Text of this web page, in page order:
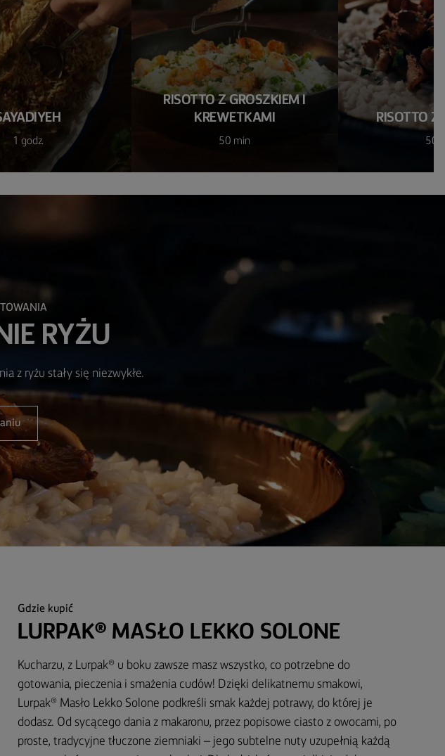
1 godz.
RISOTTO Z GROSZKIEM I
KREWETKAMI
50 min
RISOTTO Z
50
RYŻU
z ryżu stały się niezwykłe.
Gdzie kupić
LURPAK® MASŁO LEKKO SOLONE
Kucharzu, z Lurpak® u boku zawsze masz wszystko, co potrzebne do
gotowania, pieczenia i smażenia cudów! Dzięki delikatnemu smakowi,
Lurpak® Masło Lekko Solone podkreśli smak każdej potrawy, do której je
dodasz. Od sycącego dania z makaronu, przez popisowe ciasto z owocami, po
proste, tradycyjne tłuczone ziemniaki – jego subtelne nuty uzupełnią każdą